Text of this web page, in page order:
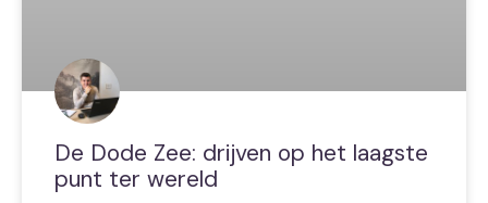
De Dode Zee: drijven op het laagste
punt ter wereld